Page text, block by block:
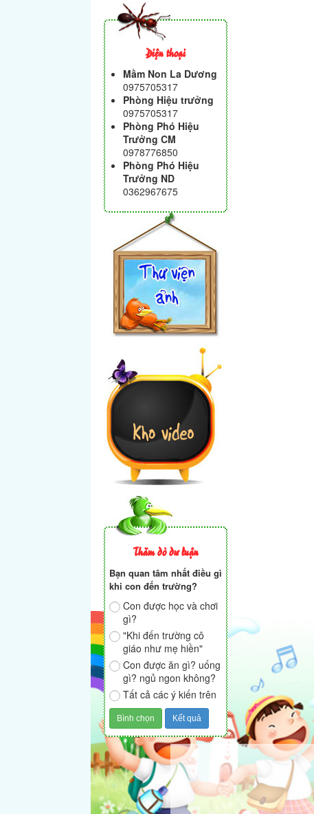
Điện thoại
Mầm Non La Dương
0975705317
Phòng Hiệu trưởng
0975705317
Phòng Phó Hiệu
Trưởng CM
0978776850
Phòng Phó Hiệu
Trưởng ND
0362967675
Thăm dò dư luận
Bạn quan tâm nhất điều gì
khi con đến trường?
Con được học và chơi
gì?
"Khi đến trường cô
giáo như mẹ hiền"
Con được ăn gì? uống
gì? ngủ ngon không?
Tất cả các ý kiến trên